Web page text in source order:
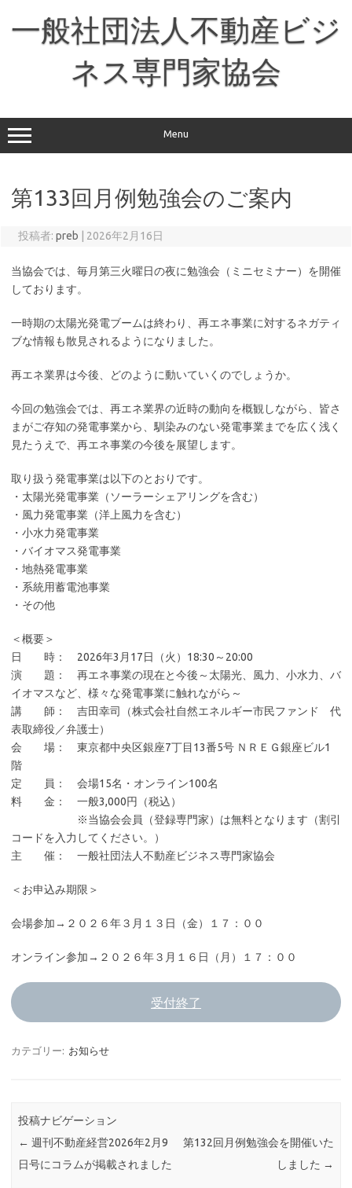
一般社団法人不動産ビジ
ネス専門家協会
Menu
第133回月例勉強会のご案内
投稿者: preb 2026年2月16日
当協会では、毎月第三火曜日の夜に勉強会（ミニセミナー）を開催
しております。
一時期の太陽光発電ブームは終わり、再エネ事業に対するネガティ
ブな情報も散見されるようになりました。
再エネ業界は今後、どのように動いていくのでしょうか。
今回の勉強会では、再エネ業界の近時の動向を概観しながら、皆さ
まがご存知の発電事業から、馴染みのない発電事業までを広く浅く
見たうえで、再エネ事業の今後を展望します。
取り扱う発電事業は以下のとおりです。
・太陽光発電事業（ソーラーシェアリングを含む）
・風力発電事業（洋上風力を含む）
・小水力発電事業
・バイオマス発電事業
・地熱発電事業
・系統用蓄電池事業
・その他
＜概要＞
日 時： 2026年3月17日（火）18:30～20:00
演 題： 再エネ事業の現在と今後～太陽光、風力、小水力、バ
イオマスなど、様々な発電事業に触れながら～
講 師： 吉田幸司（株式会社自然エネルギー市民ファンド 代
表取締役／弁護士）
会 場： 東京都中央区銀座7丁目13番5号 ＮＲＥＧ銀座ビル1
階
定 員： 会場15名・オンライン100名
料 金： 一般3,000円（税込）
※当協会会員（登録専門家）は無料となります（割引
コードを入力してください。）
主 催： 一般社団法人不動産ビジネス専門家協会
＜お申込み期限＞
会場参加→２０２６年３月１３日（金）１７：００
オンライン参加→２０２６年３月１６日（月）１７：００
受付終了
カテゴリー: お知らせ
投稿ナビゲーション
← 週刊不動産経営2026年2月9
日号にコラムが掲載されました
第132回月例勉強会を開催いた
しました →